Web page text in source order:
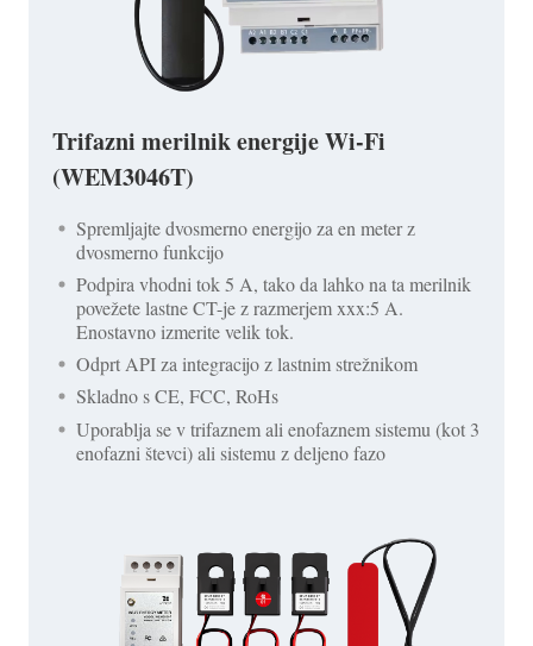
Trifazni merilnik energije Wi-Fi
(WEM3046T)
Spremljajte dvosmerno energijo za en meter z
dvosmerno funkcijo
Podpira vhodni tok 5 A, tako da lahko na ta merilnik
povežete lastne CT-je z razmerjem xxx:5 A.
Enostavno izmerite velik tok.
Odprt API za integracijo z lastnim strežnikom
Skladno s CE, FCC, RoHs
Uporablja se v trifaznem ali enofaznem sistemu (kot 3
enofazni števci) ali sistemu z deljeno fazo